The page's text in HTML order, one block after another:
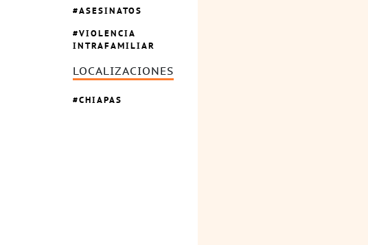
ASESINATOS
VIOLENCIA
INTRAFAMILIAR
LOCALIZACIONES
CHIAPAS